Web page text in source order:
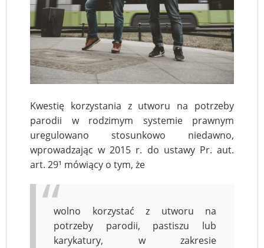
Kwestię korzystania z utworu na potrzeby
parodii w rodzimym systemie prawnym
uregulowano stosunkowo niedawno,
wprowadzając w 2015 r. do ustawy Pr. aut.
art. 29¹ mówiący o tym, że
wolno korzystać z utworu na
potrzeby parodii, pastiszu lub
karykatury, w zakresie